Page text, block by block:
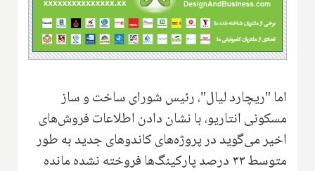
اما "ریچارد لیال"، رئیس شورای ساخت و ساز
مسکونی انتاریو، با نشان دادن اطلاعات فروش‌های
اخیر می‌گوید در پروژه‌های کاندوهای جدید به طور
متوسط ۳۳ درصد پارکینگ‌ها فروخته نشده مانده